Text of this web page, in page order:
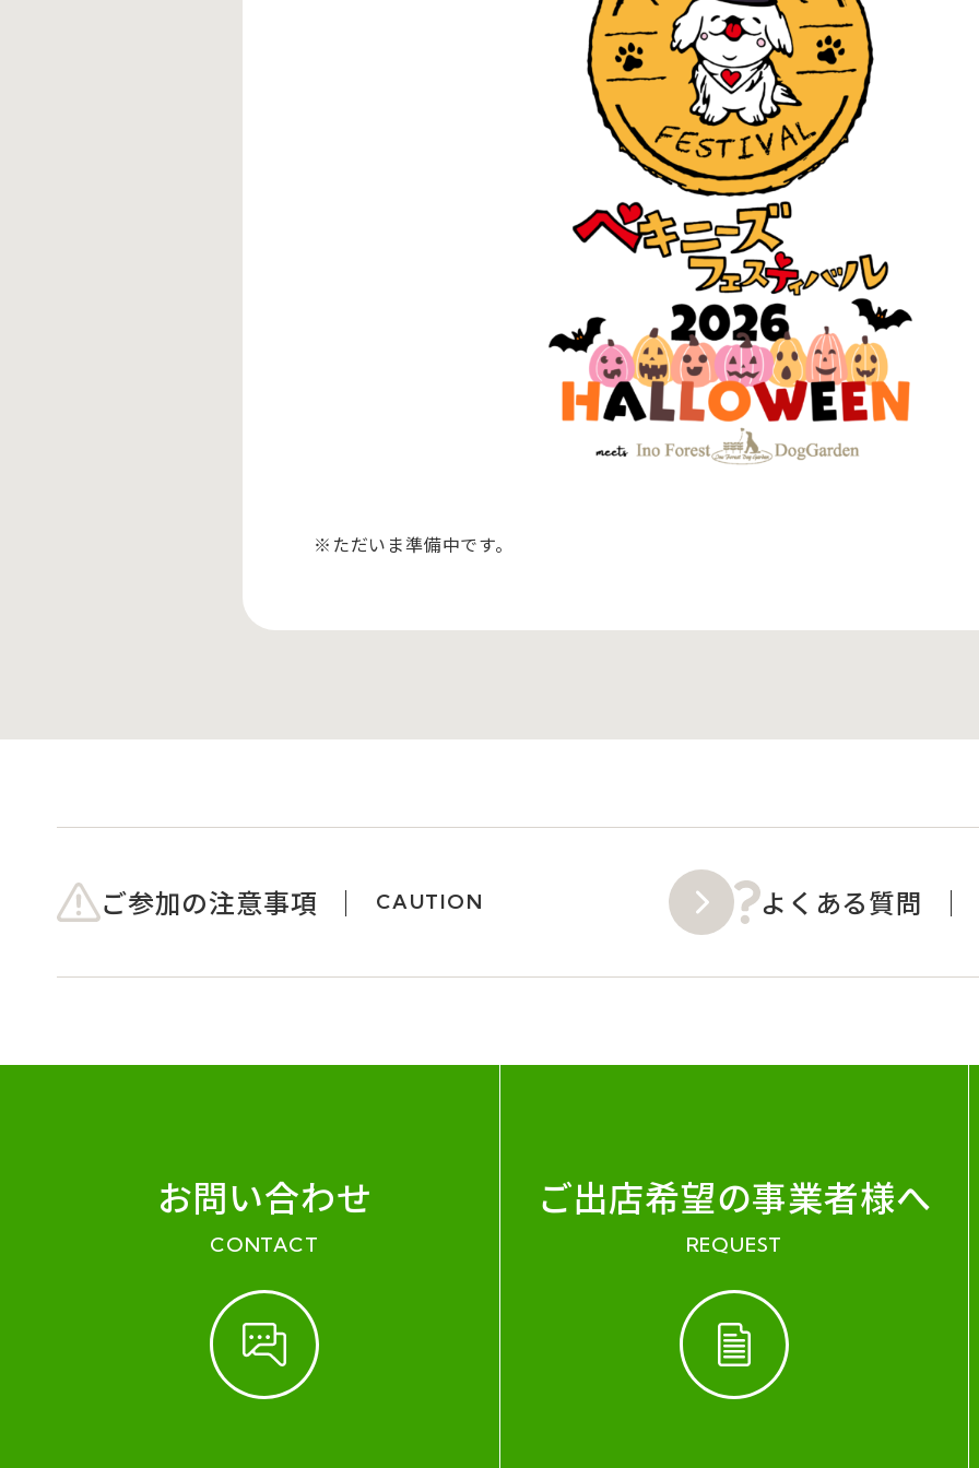
※ただいま準備中です。
ご参加の注意事項 CAUTION よくある質問
お問い合わせ
CONTACT
ご出店希望の事業者様へ
REQUEST